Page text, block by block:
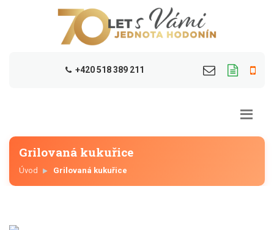
+420 518 389 211
Grilovaná kukuřice
Úvod Grilovaná kukuřice